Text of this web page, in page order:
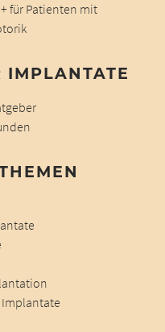
für Patienten mit
IMPLANTATE
Implantate